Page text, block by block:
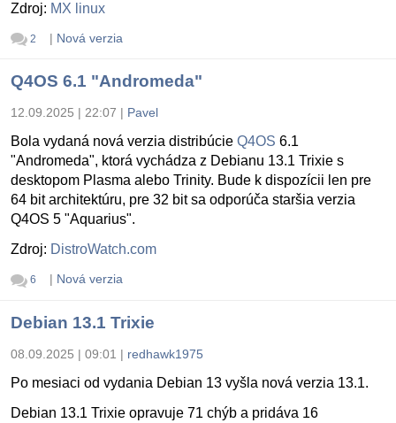
Zdroj: MX linux
2 | Nová verzia
Q4OS 6.1 "Andromeda"
12.09.2025 | 22:07 | Pavel
Bola vydaná nová verzia distribúcie Q4OS 6.1
"Andromeda", ktorá vychádza z Debianu 13.1 Trixie s
desktopom Plasma alebo Trinity. Bude k dispozícii len pre
64 bit architektúru, pre 32 bit sa odporúča staršia verzia
Q4OS 5 "Aquarius".
Zdroj: DistroWatch.com
6 | Nová verzia
Debian 13.1 Trixie
08.09.2025 | 09:01 | redhawk1975
Po mesiaci od vydania Debian 13 vyšla nová verzia 13.1.
Debian 13.1 Trixie opravuje 71 chýb a pridáva 16